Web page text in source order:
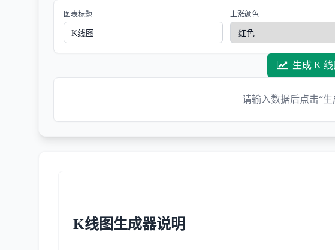
图表标题 上涨颜色
生成 K 线
请输入数据后点击“生
K线图生成器说明